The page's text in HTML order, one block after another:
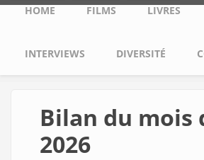
Main menu
HOME FILMS LIVRES
INTERVIEWS DIVERSITÉ
Bilan du mois
2026